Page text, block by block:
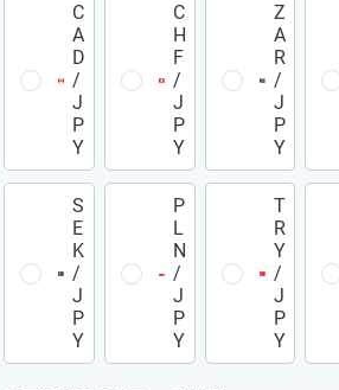
C
A
D
/
J
P
Y
C
H
F
/
J
P
Y
Z
A
R
/
J
P
Y
S
E
K
/
J
P
Y
P
L
N
/
J
P
Y
T
R
Y
/
J
P
Y